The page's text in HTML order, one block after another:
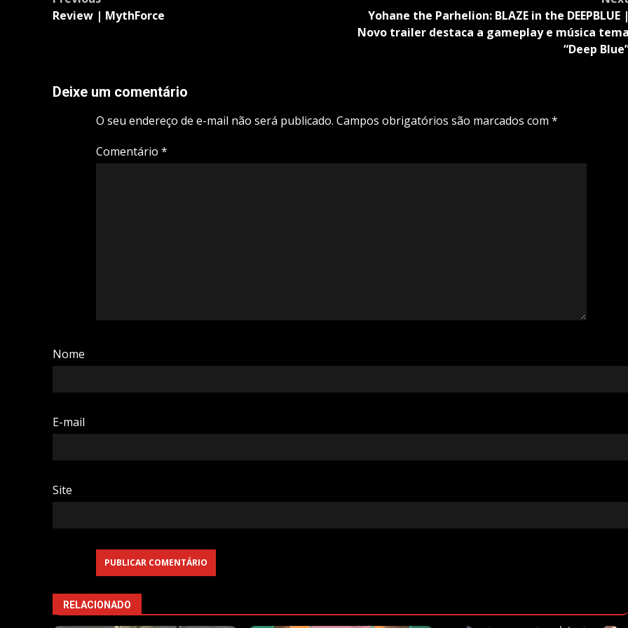
navigation
Review | MythForce
Yohane the Parhelion: BLAZE in the DEEPBLUE |
Novo trailer destaca a gameplay e música tema
“Deep
Deixe um comentário
O seu endereço de e-mail não será publicado. Campos obrigatórios são marcados com *
Comentário *
Nome
E-mail
Site
RELACIONADO